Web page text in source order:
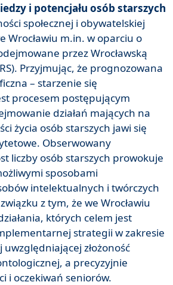
i potencjału osób starszych
społecznej i obywatelskiej
Wrocławiu m.in. w oparciu o
przez Wrocławską
Przyjmując, że prognozowana
– starzenie się
procesem postępującym
działań mających na
życia osób starszych jawi się
Obserwowany
liczby osób starszych prowokuje
sposobami
intelektualnych i twórczych
z tym, że we Wrocławiu
których celem jest
strategii w zakresie
złożoność
a precyzyjnie
i oczekiwań seniorów.